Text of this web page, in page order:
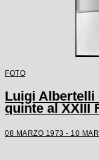
FOTO
Luigi Albertelli
quinte al XXIII
08 MARZO 1973 - 10